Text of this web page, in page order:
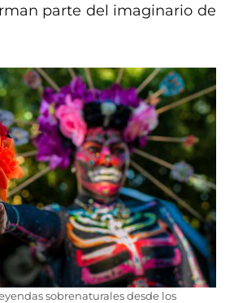
parte del imaginario de
sobrenaturales desde los